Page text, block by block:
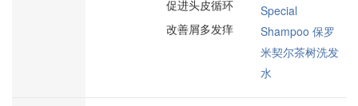
促进头皮循环
改善屑多发痒
Special
Shampoo 保罗
米契尔茶树洗发
水